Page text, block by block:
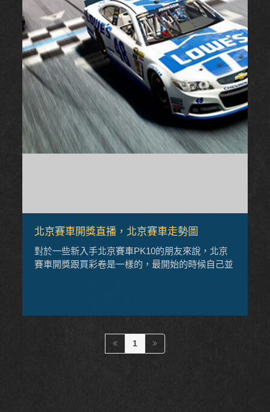
北京賽車開獎直播，北京賽車走勢圖
對於一些新入手北京賽車PK10的朋友來說，北京
賽車開獎跟買彩卷是一樣的，最開始的時候自己並
京賽車預測程式的幫助讓大家找到北京賽車預測的
1